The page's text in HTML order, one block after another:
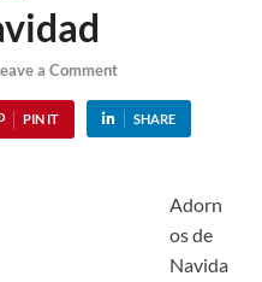
a Comment
PIN IT SHARE
Adorn
os de
Navida